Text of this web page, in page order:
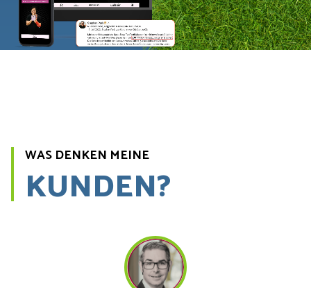
WAS DENKEN MEINE
KUNDEN?